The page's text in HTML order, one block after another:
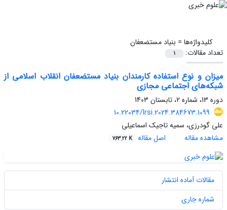
کلیدواژه‌ها = بنیاد مستضعفان
تعداد مقالات:
1
میزان و نوع استفاده کارمندان بنیاد مستضعفان انقلاب اسلامی از
شبکه‌های اجتماعی مجازی
دوره 13، شماره 2، تابستان 1403
10.22034/lrsi.2024.384673.1099
علی گودرزی، سمیه تاجیک اسماعیلی
مشاهده مقاله
اصل مقاله 763.22 K
مقالات آماده انتشار
شماره جاری